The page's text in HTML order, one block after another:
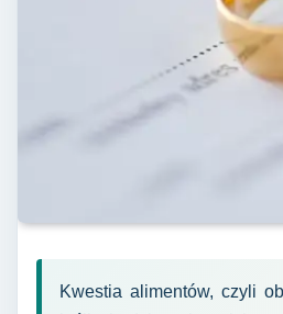
Kwestia alimentów, czyli